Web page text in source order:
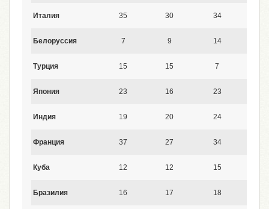
Италия 35 30 34
Белоруссия 7 9 14
Турция 15 15 7
Япония 23 16 23
Индия 19 20 24
Франция 37 27 34
Куба 12 12 15
Бразилия 16 17 18